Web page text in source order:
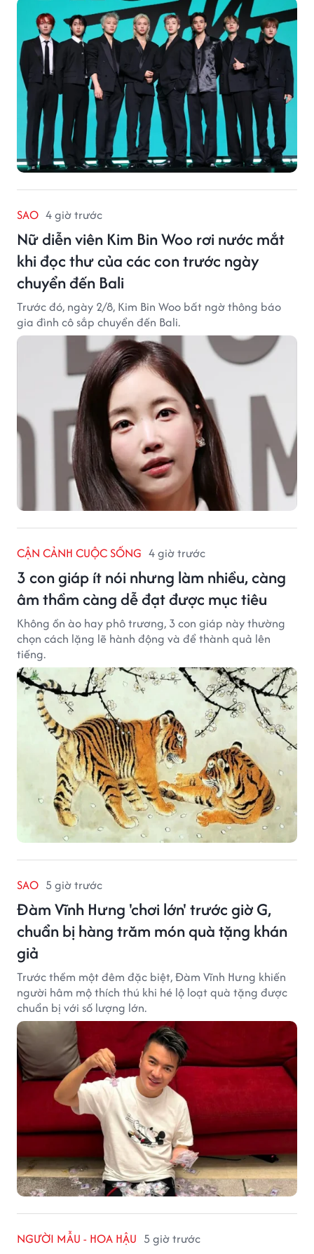
SAO 4 giờ trước
Nữ diễn viên Kim Bin Woo rơi nước mắt
khi đọc thư của các con trước ngày
chuyển đến Bali
Trước đó, ngày 2/8, Kim Bin Woo bất ngờ thông báo
gia đình cô sắp chuyển đến Bali.
CẬN CẢNH CUỘC SỐNG 4 giờ trước
3 con giáp ít nói nhưng làm nhiều, càng
âm thầm càng dễ đạt được mục tiêu
Không ồn ào hay phô trương, 3 con giáp này thường
chọn cách lặng lẽ hành động và để thành quả lên
tiếng.
SAO 5 giờ trước
Đàm Vĩnh Hưng 'chơi lớn' trước giờ G,
chuẩn bị hàng trăm món quà tặng khán
giả
Trước thềm một đêm đặc biệt, Đàm Vĩnh Hưng khiến
người hâm mộ thích thú khi hé lộ loạt quà tặng được
chuẩn bị với số lượng lớn.
NGƯỜI MẪU - HOA HẬU 5 giờ trước